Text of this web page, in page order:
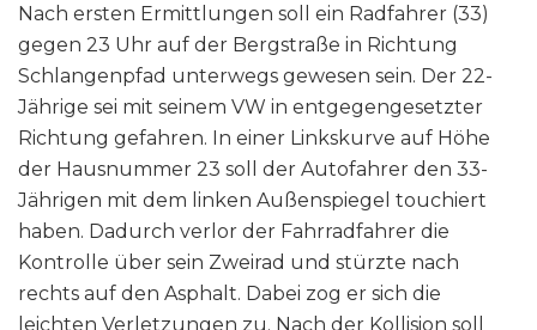
Nach ersten Ermittlungen soll ein Radfahrer (33)
gegen 23 Uhr auf der Bergstraße in Richtung
Schlangenpfad unterwegs gewesen sein. Der 22-
Jährige sei mit seinem VW in entgegengesetzter
Richtung gefahren. In einer Linkskurve auf Höhe
der Hausnummer 23 soll der Autofahrer den 33-
Jährigen mit dem linken Außenspiegel touchiert
haben. Dadurch verlor der Fahrradfahrer die
Kontrolle über sein Zweirad und stürzte nach
rechts auf den Asphalt. Dabei zog er sich die
leichten Verletzungen zu. Nach der Kollision soll